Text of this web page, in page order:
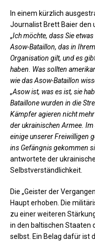
In einem kürzlich
Journalist Brett Baier den
„Ich möchte, dass Sie
Asow-Bataillon, das in
Organisation gilt, und es
haben. Was sollten
wie das Asow-Bataillon
„Asow ist, was es ist, sie
Bataillone wurden in die
Kämpfer agieren nicht
der ukrainischen Armee.
einige unserer Freiwilligen
ins Gefängnis gekommen
antwortete der
Selbstverständlichkeit.
Die „Geister der
Haupt erhoben. Die
zu einer weiteren
in den baltischen Staaten
selbst. Ein Belag dafür ist